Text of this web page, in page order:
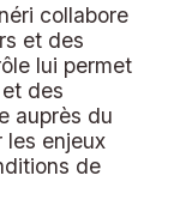
collabore
et des
lui permet
des
auprès du
les enjeux
de